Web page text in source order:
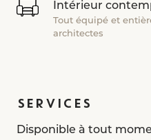
Intérieur
Tout équipé et
architectes
SERVICES
Disponible à tout